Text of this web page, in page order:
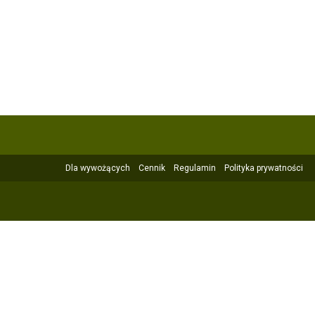
Dla wywożących Cennik Regulamin Polityka prywatności